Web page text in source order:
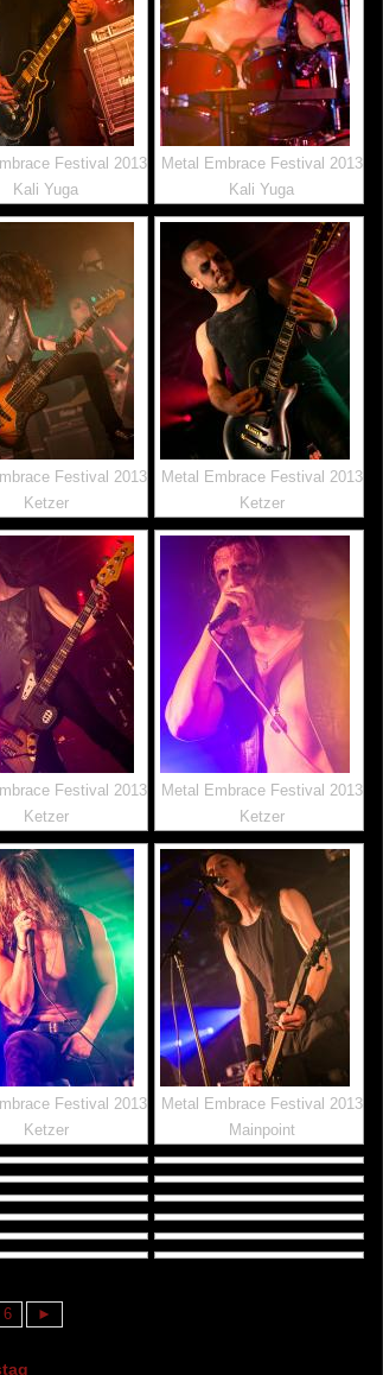
Festival 2013
Kali Yuga
Metal Embrace Festival 2013
Kali Yuga
Festival 2013
Ketzer
Metal Embrace Festival 2013
Ketzer
Festival 2013
Ketzer
Metal Embrace Festival 2013
Ketzer
Festival 2013
Ketzer
Metal Embrace Festival 2013
Mainpoint
6 ►